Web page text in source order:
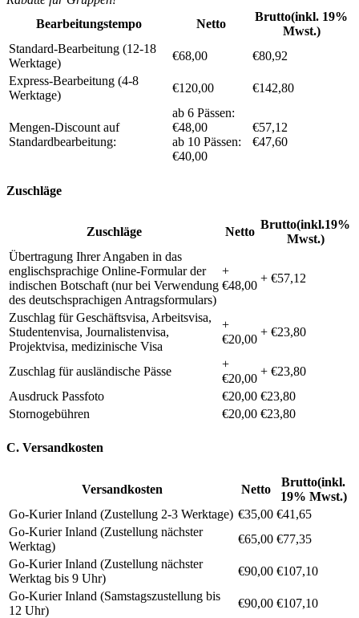
Bearbeitungstempo
Netto
Brutto(inkl. 19%
Mwst.)
Standard-Bearbeitung (12-18
Werktage)
€68,00
€80,92
Express-Bearbeitung (4-8
Werktage)
€120,00 €142,80
Mengen-Discount auf
Standardbearbeitung:
ab 6 Pässen:
€48,00
ab 10 Pässen:
€40,00
€57,12
€47,60
Zuschläge
Zuschläge Netto
Brutto(inkl.19%
Mwst.)
Übertragung Ihrer Angaben in das
englischsprachige Online-Formular der
indischen Botschaft (nur bei Verwendung
des deutschsprachigen Antragsformulars)
+
€48,00
+ €57,12
Zuschlag für Geschäftsvisa, Arbeitsvisa,
Studentenvisa, Journalistenvisa,
Projektvisa, medizinische Visa
+
€20,00
+ €23,80
Zuschlag für ausländische Pässe
+
€20,00
+ €23,80
Ausdruck Passfoto
€20,00 €23,80
Stornogebühren
€20,00 €23,80
C. Versandkosten
Versandkosten Netto
Brutto(inkl.
19% Mwst.)
Go-Kurier Inland (Zustellung 2-3 Werktage) €35,00 €41,65
Go-Kurier Inland (Zustellung nächster
Werktag)
€65,00 €77,35
Go-Kurier Inland (Zustellung nächster
Werktag bis 9 Uhr)
€90,00 €107,10
Go-Kurier Inland (Samstagszustellung bis
12 Uhr)
€90,00 €107,10